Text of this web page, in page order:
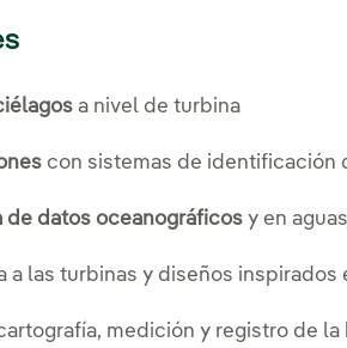
a nivel de turbina
con sistemas de identificación
de datos oceanográficos y en
a las turbinas y diseños inspirados
medición y registro de la